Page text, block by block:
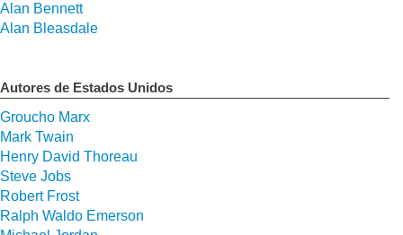
Alan Bennett
Alan Bleasdale
Autores de Estados Unidos
Groucho Marx
Mark Twain
Henry David Thoreau
Steve Jobs
Robert Frost
Ralph Waldo Emerson